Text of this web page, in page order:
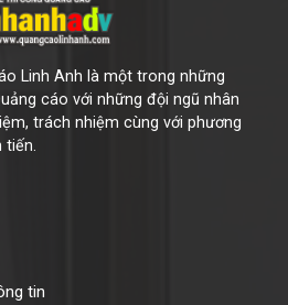
Linh Anh là một trong những
cáo với những đội ngũ nhân
trách nhiệm cùng với phương
tiến.
tin